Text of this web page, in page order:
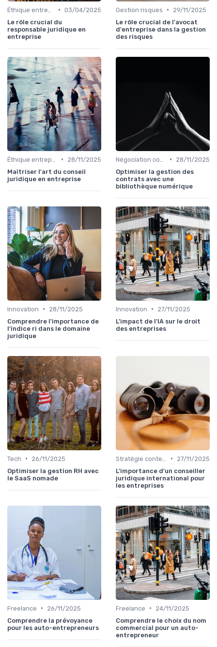
• 03/04/2025
Le rôle crucial du
responsable juridique en
entreprise
Gestion risques •
29/11/2025
Le rôle crucial de l'avocat
d'entreprise dans la gestion
des risques
•
28/11/2025
Maîtriser l'art du conseil
juridique en entreprise
•
28/11/2025
Optimiser la gestion des
contrats avec une
bibliothèque numérique
Innovation •
28/11/2025
Comprendre l'importance de
l'indice ri dans le domaine
juridique
Innovation •
27/11/2025
L'impact de l'IA sur le droit
des entreprises
Tech •
26/11/2025
Optimiser la gestion RH avec
le SaaS nomade
•
27/11/2025
L'importance d'un conseiller
juridique international pour
les entreprises
Freelance •
26/11/2025
Comprendre la prévoyance
pour les auto-entrepreneurs
Freelance •
24/11/2025
Comprendre le choix du nom
commercial pour un auto-
entrepreneur